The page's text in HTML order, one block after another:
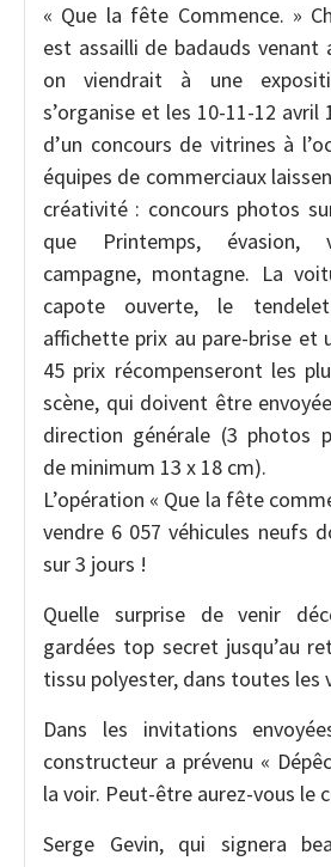
« Que la fête Commence. »
est assailli de badauds venant
on viendrait à une
s’organise et les 10-11-12 avril
d’un concours de vitrines à
équipes de commerciaux
créativité : concours photos
que Printemps, évasion,
campagne, montagne. La
capote ouverte, le
affichette prix au pare-brise et
45 prix récompenseront les
scène, qui doivent être
direction générale (3 photos
de minimum 13 x 18 cm).
L’opération « Que la fête
vendre 6 057 véhicules neufs
sur 3 jours !
Quelle surprise de venir
gardées top secret jusqu’au
tissu polyester, dans toutes les
Dans les invitations
constructeur a prévenu «
la voir. Peut-être aurez-vous le
Serge Gevin, qui signera